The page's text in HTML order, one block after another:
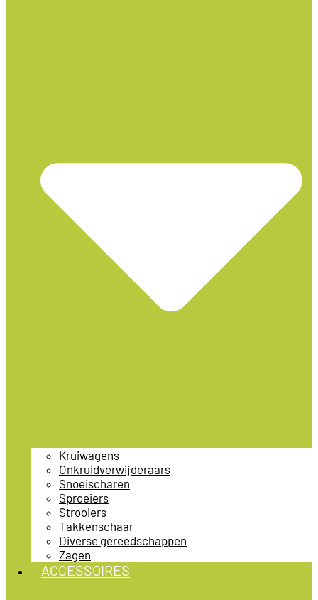
Kruiwagens
Onkruidverwijderaars
Snoeischaren
Sproeiers
Strooiers
Takkenschaar
Diverse gereedschappen
Zagen
ACCESSOIRES